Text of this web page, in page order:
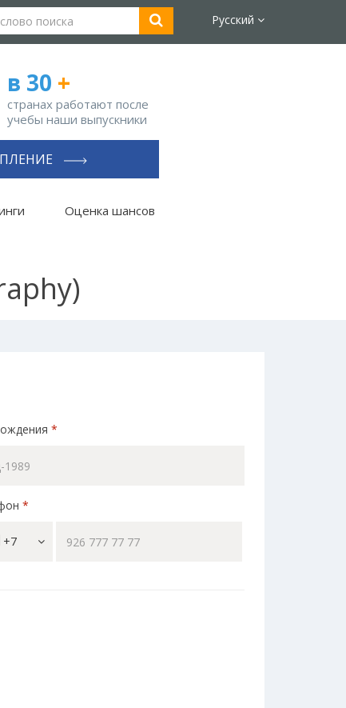
Русский
в 30 +
странах работают после
учебы наши выпускники
Оценка шансов
*
*
+7